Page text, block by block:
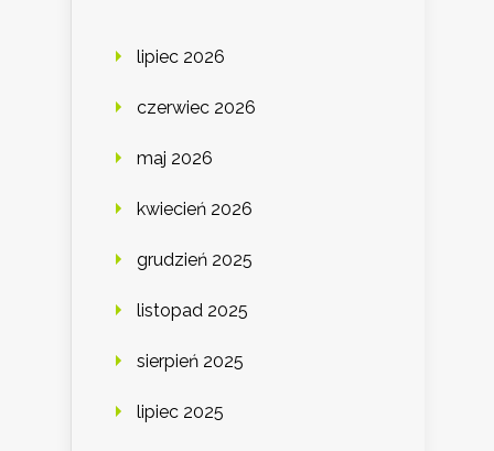
lipiec 2026
czerwiec 2026
maj 2026
kwiecień 2026
grudzień 2025
listopad 2025
sierpień 2025
lipiec 2025